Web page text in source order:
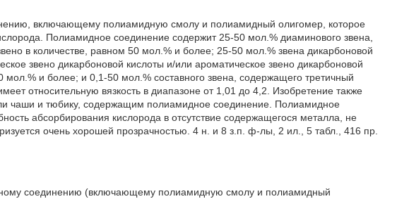
включающему полиамидную смолу и полиамидный олигомер, которое
Полиамидное соединение содержит 25-50 мол.% диаминового звена,
в количестве, равном 50 мол.% и более; 25-50 мол.% звена дикарбоновой
звено дикарбоновой кислоты и/или ароматическое звено дикарбоновой
мол.% и более; и 0,1-50 мол.% составного звена, содержащего третичный
относительную вязкость в диапазоне от 1,01 до 4,2. Изобретение также
чаши и тюбику, содержащим полиамидное соединение. Полиамидное
абсорбирования кислорода в отсутствие содержащегося металла, не
очень хорошей прозрачностью. 4 н. и 8 з.п. ф-лы, 2 ил., 5 табл., 416 пр.
соединению (включающему полиамидную смолу и полиамидный